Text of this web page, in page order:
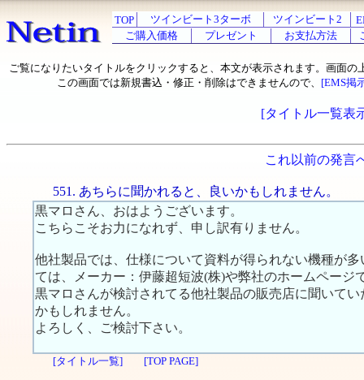
TOP ツインビート3ターボ ツインビート2
ご購入価格
プレゼント お支払方法
ご覧になりたいタイトルをクリックすると、本文が表示されます。画面の
この画面では新規書込・修正・削除はできませんので、 [EMS掲
[タイトル一覧表
これ以前の発言
551. あちらに聞かれると、良いかもしれません。
黒マロさん、おはようございます。
こちらこそお力になれず、申し訳有りません。
他社製品では、仕様について資料が得られない機種が
ては、メーカー：伊藤超短波(株)や弊社のホームページ
黒マロさんが検討されてる他社製品の販売店に聞いて
かもしれません。
よろしく、ご検討下さい。
[タイトル一覧] [TOP PAGE]